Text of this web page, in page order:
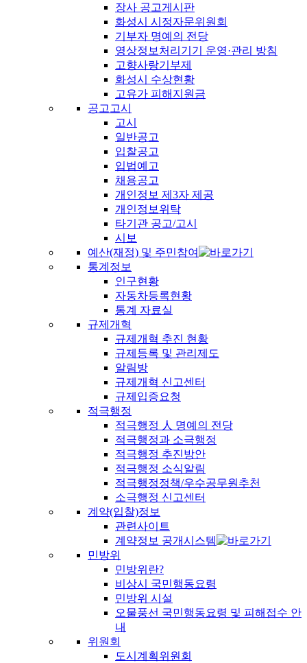
장사 공고게시판
화성시 시정자문위원회
기부자 명예의 전당
영상정보처리기기 운영·관리 방침
고향사랑기부제
화성시 수상현황
고유가 피해지원금
공고고시
고시
일반공고
입찰공고
입법예고
채용공고
개인정보 제3자 제공
개인정보위탁
타기관 공고/고시
시보
예산(재정) 및 주민참여
통계정보
인구현황
자동차등록현황
통계 자료실
규제개혁
규제개혁 추진 현황
규제등록 및 관리제도
알림방
규제개혁 신고센터
규제입증요청
적극행정
적극행정 人 명예의 전당
적극행정과 소극행정
적극행정 추진방안
적극행정 소식알림
적극행정정책/우수공무원추천
소극행정 신고센터
계약(입찰)정보
관련사이트
계약정보 공개시스템
민방위
민방위란?
비상시 국민행동요령
민방위 시설
오물풍선 국민행동요령 및 피해접수 안
내
위원회
도시계획위원회